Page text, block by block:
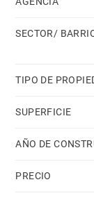
La reforma
carpintería
que aportan
cotizadas de
comercios,
SECTOR/
TIPO DE
SUPERFICIE
AÑO DE
PRECIO